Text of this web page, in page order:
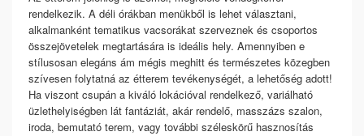
rendelkezik. A déli órákban menükből is lehet választani,
alkalmanként tematikus vacsorákat szerveznek és csoportos
összejövetelek megtartására is ideális hely. Amennyiben e
stílusosan elegáns ám mégis meghitt és természetes közegben
szívesen folytatná az étterem tevékenységét, a lehetőség adott!
Ha viszont csupán a kiváló lokációval rendelkező, variálható
üzlethelyiségben lát fantáziát, akár rendelő, masszázs szalon,
iroda, bemutató terem, vagy további széleskörű hasznosítás